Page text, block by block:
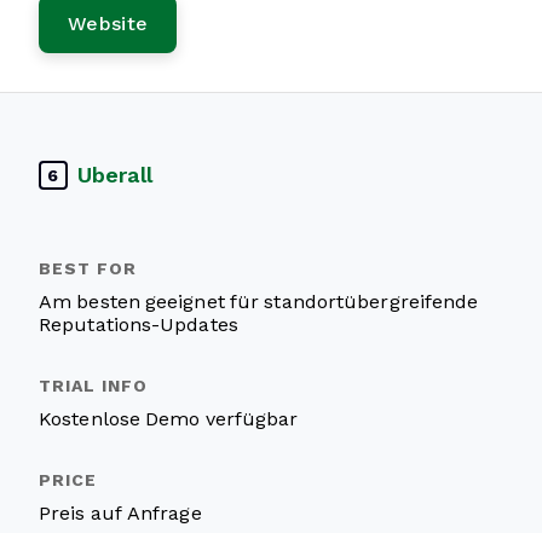
Website
6 Uberall
Am besten geeignet für standortübergreifende
Reputations-Updates
Kostenlose Demo verfügbar
Preis auf Anfrage